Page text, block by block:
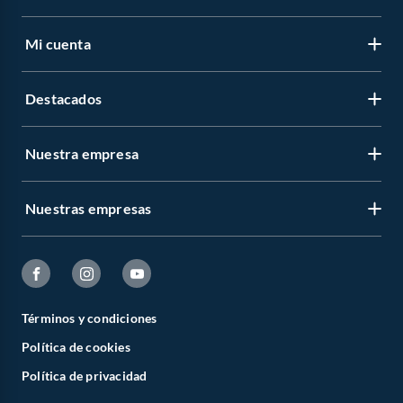
Mi cuenta
Destacados
Nuestra empresa
Nuestras empresas
Términos y condiciones
Política de cookies
Política de privacidad